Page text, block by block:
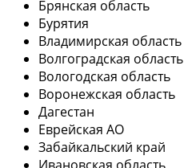
Брянская область
Бурятия
Владимирская область
Волгоградская область
Вологодская область
Воронежская область
Дагестан
Еврейская АО
Забайкальский край